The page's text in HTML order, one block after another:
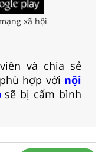
xã hội
và chia sẻ
hợp với nội
sẽ bị cấm bình